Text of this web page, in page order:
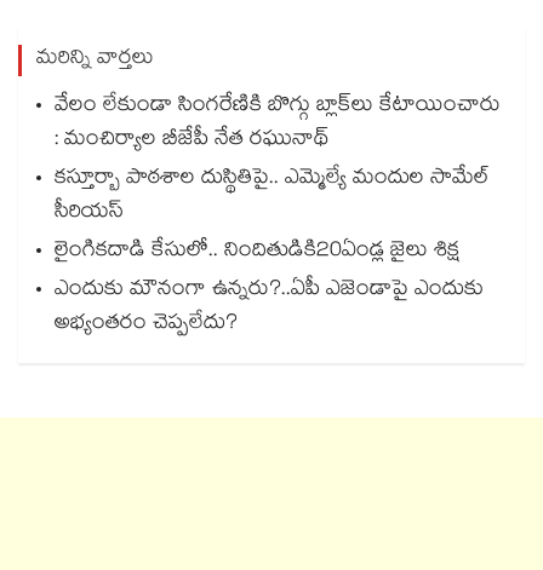
మరిన్ని వార్తలు
వేలం లేకుండా సింగరేణికి బొగ్గు బ్లాక్‌‌‌‌‌‌‌‌లు కేటాయించారు
: మంచిర్యాల బీజేపీ నేత రఘునాథ్
కస్తూర్బా పాఠశాల దుస్థితిపై.. ఎమ్మెల్యే మందుల సామేల్
సీరియస్
లైంగికదాడి కేసులో.. నిందితుడికి20ఏండ్ల జైలు శిక్ష
ఎందుకు మౌనంగా ఉన్నరు?..ఏపీ ఎజెండాపై ఎందుకు
అభ్యంతరం చెప్పలేదు?